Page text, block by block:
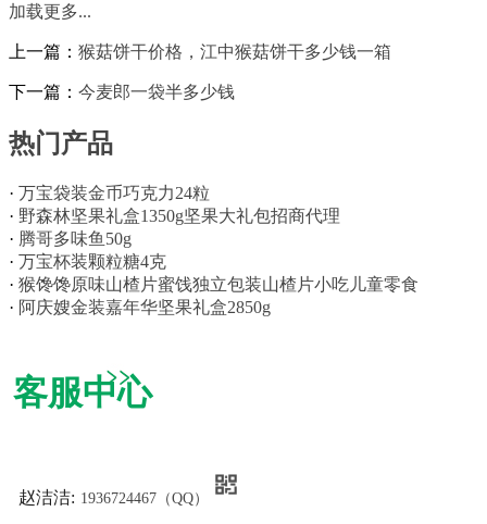
加载更多...
上一篇： 猴菇饼干价格，江中猴菇饼干多少钱一箱
下一篇： 今麦郎一袋半多少钱
热门产品
· 万宝袋装金币巧克力24粒
· 野森林坚果礼盒1350g坚果大礼包招商代理
· 腾哥多味鱼50g
· 万宝杯装颗粒糖4克
· 猴馋馋原味山楂片蜜饯独立包装山楂片小吃儿童零食
· 阿庆嫂金装嘉年华坚果礼盒2850g
客服中心
赵洁洁: 1936724467（QQ）